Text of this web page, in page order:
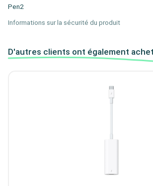
Pen2
Informations sur la sécurité du produit
D'autres clients ont également